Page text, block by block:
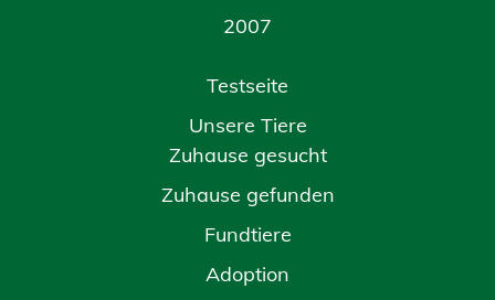
2007
Testseite
Unsere Tiere
Zuhause gesucht
Zuhause gefunden
Fundtiere
Adoption